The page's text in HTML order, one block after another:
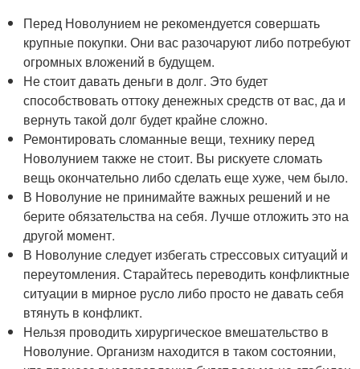
Перед Новолунием не рекомендуется совершать
крупные покупки. Они вас разочаруют либо потребуют
огромных вложений в будущем.
Не стоит давать деньги в долг. Это будет
способствовать оттоку денежных средств от вас, да и
вернуть такой долг будет крайне сложно.
Ремонтировать сломанные вещи, технику перед
Новолунием также не стоит. Вы рискуете сломать
вещь окончательно либо сделать еще хуже, чем было.
В Новолуние не принимайте важных решений и не
берите обязательства на себя. Лучше отложить это на
другой момент.
В Новолуние следует избегать стрессовых ситуаций и
переутомления. Старайтесь переводить конфликтные
ситуации в мирное русло либо просто не давать себя
втянуть в конфликт.
Нельзя проводить хирургическое вмешательство в
Новолуние. Организм находится в таком состоянии,